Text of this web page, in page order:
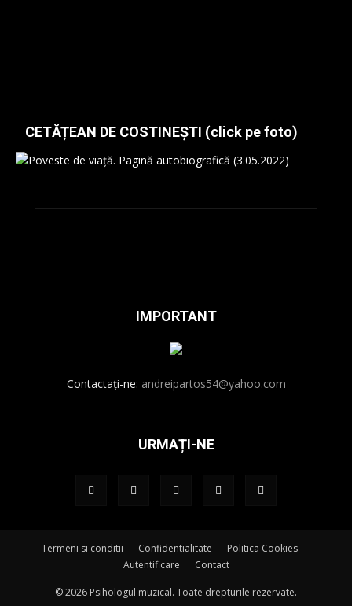
CETĂȚEAN DE COSTINEȘTI (click pe foto)
IMPORTANT
Contactați-ne: andreipartos54@yahoo.com
URMAȚI-NE
Termeni si conditii Confidentialitate
Politica Cookies
Autentificare
Contact
© 2026 Psihologul muzical. Toate drepturile rezervate.